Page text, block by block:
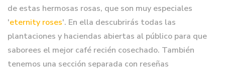
de estas hermosas rosas, que son muy especiales
'eternity roses'. En ella descubrirás todas las
plantaciones y haciendas abiertas al público para que
saborees el mejor café recién cosechado. También
tenemos una sección separada con reseñas